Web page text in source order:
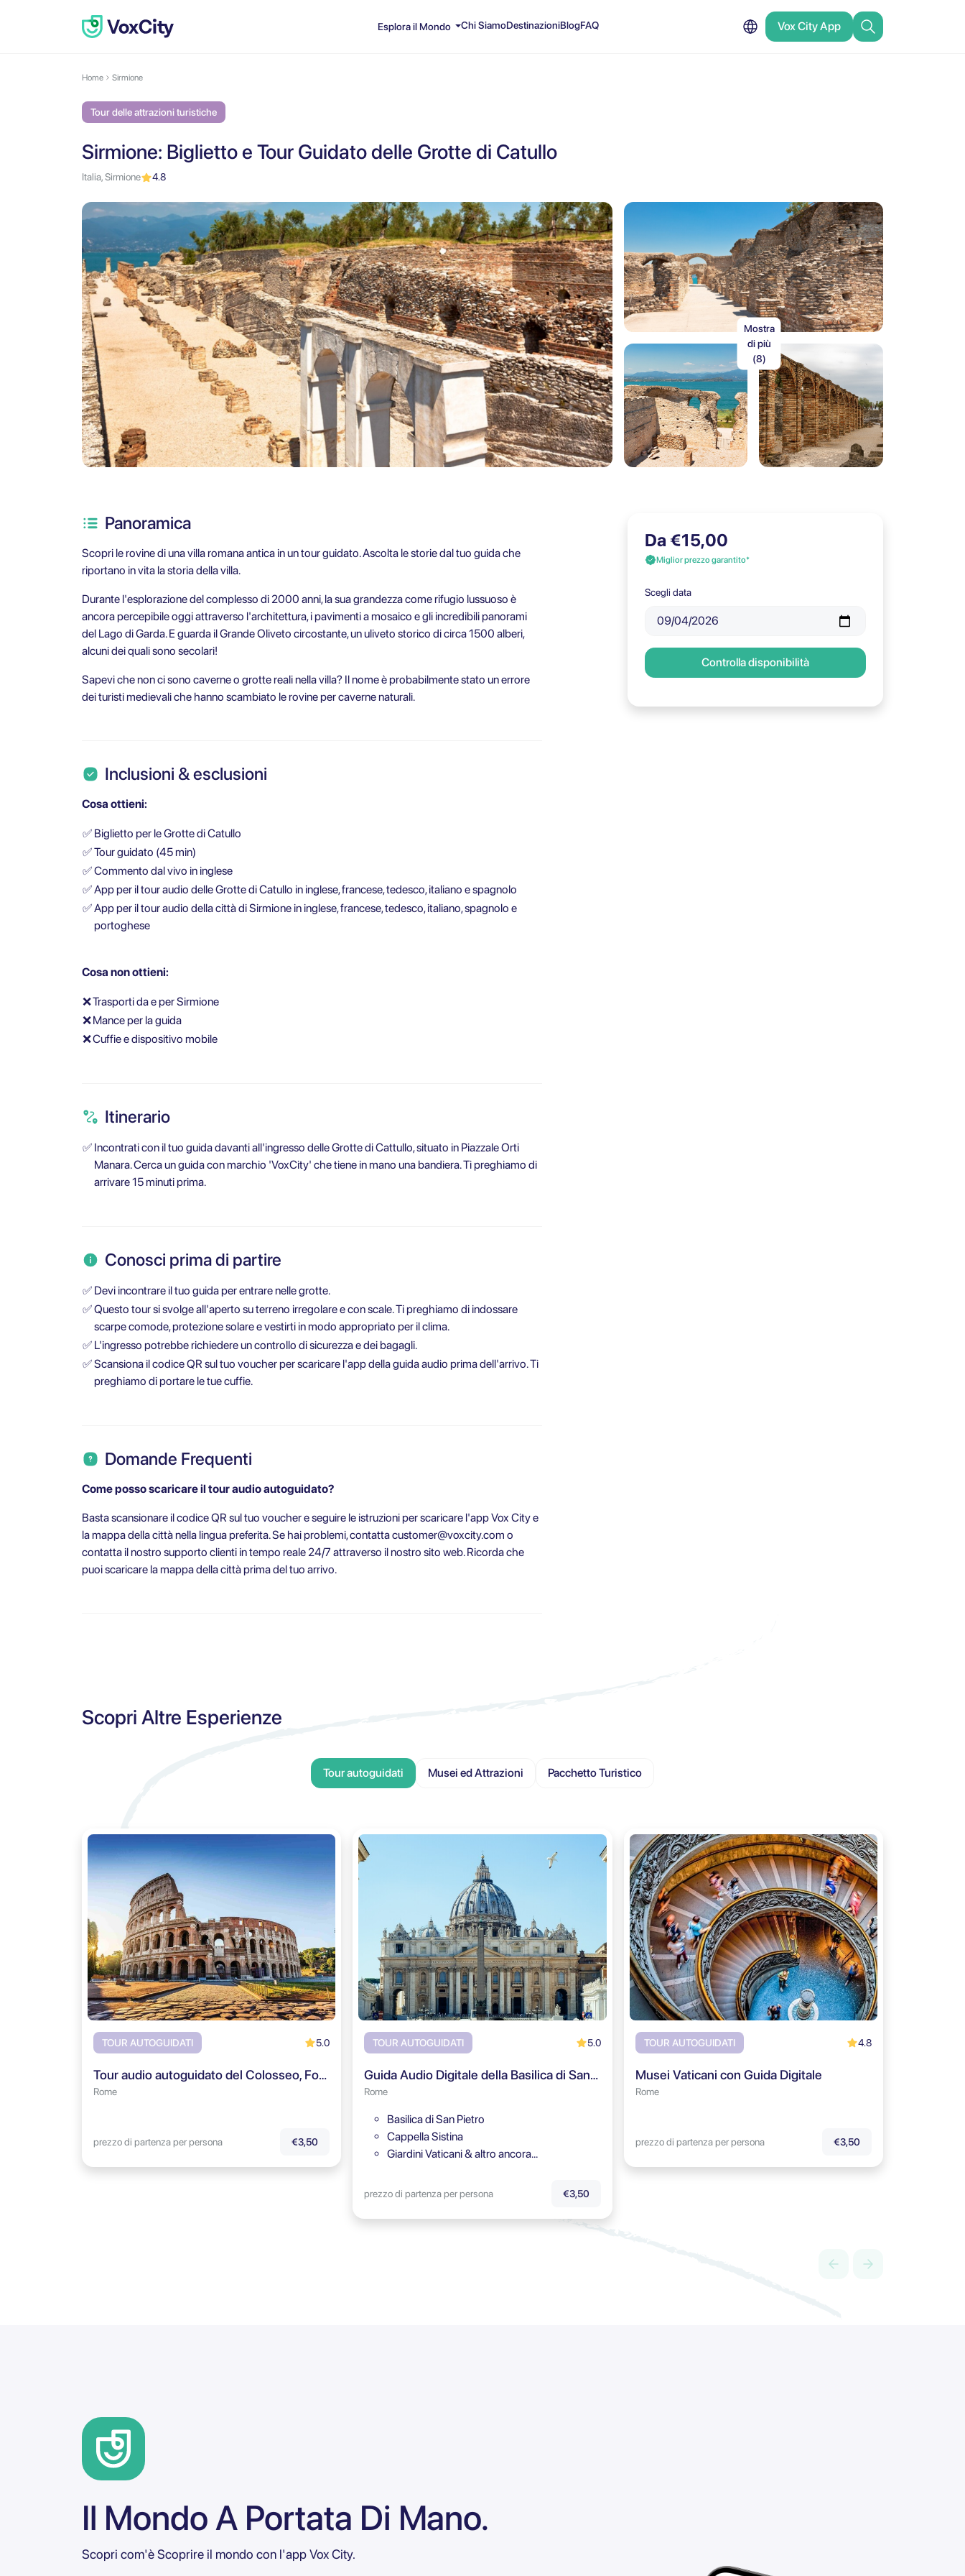
Esplora il Mondo Chi SiamoDestinazioniBlogFAQ Vox City App
Home Sirmione
Tour delle attrazioni turistiche
Sirmione: Biglietto e Tour Guidato delle Grotte di Catullo
Italia, Sirmione 4.8
Mostra
di più
(8)
Da €15,00
Miglior prezzo garantito*
Scegli data
Controlla disponibilità
Panoramica
Scopri le rovine di una villa romana antica in un tour guidato. Ascolta le storie dal tuo guida che
riportano in vita la storia della villa.
Durante l'esplorazione del complesso di 2000 anni, la sua grandezza come rifugio lussuoso è
ancora percepibile oggi attraverso l'architettura, i pavimenti a mosaico e gli incredibili panorami
del Lago di Garda. E guarda il Grande Oliveto circostante, un uliveto storico di circa 1500 alberi,
alcuni dei quali sono secolari!
Sapevi che non ci sono caverne o grotte reali nella villa? Il nome è probabilmente stato un errore
dei turisti medievali che hanno scambiato le rovine per caverne naturali.
Inclusioni & esclusioni
Cosa ottieni:
✅ Biglietto per le Grotte di Catullo
✅Tour guidato (45 min)
✅Commento dal vivo in inglese
✅App per il tour audio delle Grotte di Catullo in inglese, francese, tedesco, italiano e spagnolo
✅App per il tour audio della città di Sirmione in inglese, francese, tedesco, italiano, spagnolo e
portoghese
Cosa non ottieni:
❌Trasporti da e per Sirmione
❌Mance per la guida
❌Cuffie e dispositivo mobile
Itinerario
✅ Incontrati con il tuo guida davanti all'ingresso delle Grotte di Cattullo, situato in Piazzale Orti
Manara. Cerca un guida con marchio 'VoxCity' che tiene in mano una bandiera. Ti preghiamo di
arrivare 15 minuti prima.
Conosci prima di partire
✅ Devi incontrare il tuo guida per entrare nelle grotte.
✅Questo tour si svolge all'aperto su terreno irregolare e con scale. Ti preghiamo di indossare
scarpe comode, protezione solare e vestirti in modo appropriato per il clima.
✅ L'ingresso potrebbe richiedere un controllo di sicurezza e dei bagagli.
✅Scansiona il codice QR sul tuo voucher per scaricare l'app della guida audio prima dell'arrivo. Ti
preghiamo di portare le tue cuffie.
Domande Frequenti
Come posso scaricare il tour audio autoguidato?
Basta scansionare il codice QR sul tuo voucher e seguire le istruzioni per scaricare l'app Vox City e
la mappa della città nella lingua preferita. Se hai problemi, contattacustomer@voxcity.com o
contatta il nostro supporto clienti in tempo reale 24/7 attraverso il nostro sito web. Ricorda che
puoi scaricare la mappa della città prima del tuo arrivo.
Scopri Altre Esperienze
Tour autoguidati Musei ed Attrazioni Pacchetto Turistico
TOUR AUTOGUIDATI 5.0
Tour audio autoguidato del Colosseo, Foro Romano & Colle Palatino
Rome
prezzo di partenza per persona €3,50
TOUR AUTOGUIDATI 5.0
Guida Audio Digitale della Basilica di San Pietro
Rome
Basilica di San Pietro
Cappella Sistina
Giardini Vaticani & altro ancora…
prezzo di partenza per persona €3,50
TOUR AUTOGUIDATI 4.8
Musei Vaticani con Guida Digitale
Rome
prezzo di partenza per persona €3,50
Il Mondo A Portata Di Mano.
Scopri com'è Scoprire il mondo con l'app Vox City.